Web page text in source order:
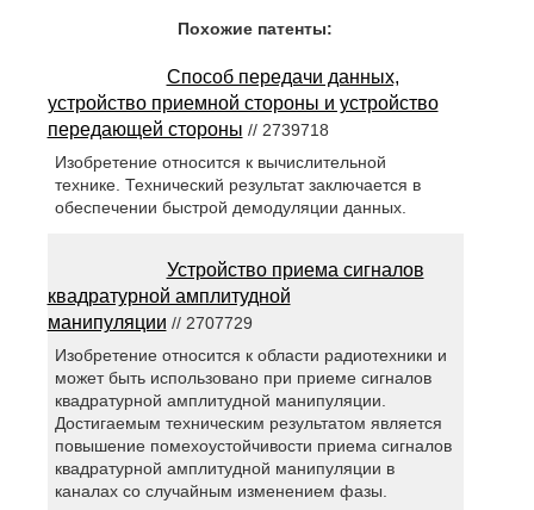
Похожие патенты:
Способ передачи данных,
устройство приемной стороны и устройство
передающей стороны // 2739718
Изобретение относится к вычислительной
технике. Технический результат заключается в
обеспечении быстрой демодуляции данных.
Устройство приема сигналов
квадратурной амплитудной
манипуляции // 2707729
Изобретение относится к области радиотехники и
может быть использовано при приеме сигналов
квадратурной амплитудной манипуляции.
Достигаемым техническим результатом является
повышение помехоустойчивости приема сигналов
квадратурной амплитудной манипуляции в
каналах со случайным изменением фазы.